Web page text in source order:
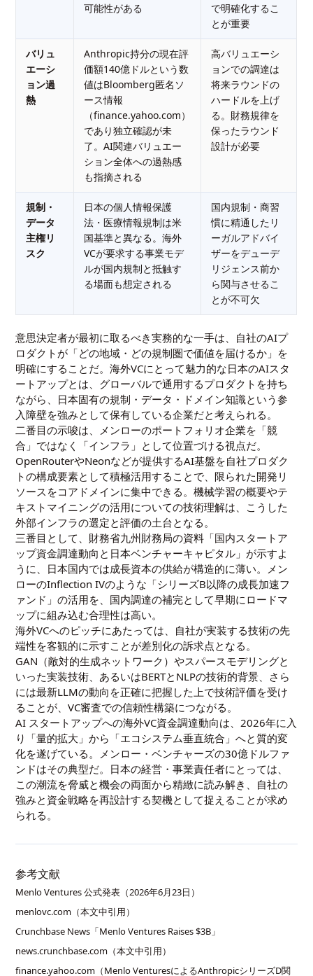
可能性がある
で明確化するこ
とが重要
バリュ
エーシ
ョン過
熱
Anthropic持分の現在評
価額140億ドルという数
値はBloomberg匿名ソ
ース情報
（finance.yahoo.com）
であり独立確認が未
了。AI関連バリュエー
ション全体への過熱感
も指摘される
高バリュエーシ
ョンでの調達は
将来ラウンドの
ハードルを上げ
る。財務規律を
保ったラウンド
設計が必要
規制・
データ
主権リ
スク
日本の個人情報保護
法・医療情報規制は米
国基準と異なる。海外
VCが要求する事業モデ
ルが国内規制と抵触す
る場面も想定される
国内規制・商習
慣に精通したリ
ーガルアドバイ
ザーをデューデ
リジェンス前か
ら関与させるこ
とが不可欠
意思決定者が最初に取るべき実務的な一手は、自社のAIプ
ロダクトが「どの地域・どの規制圏で価値を届けるか」を
明確にすることだ。海外VCにとって魅力的な日本のAIスタ
ートアップとは、グローバルで通用するプロダクトを持ち
ながら、日本固有の規制・データ・ドメイン知識という参
入障壁を強みとして保有している企業だと考えられる。
二番目の示唆は、メンローのポートフォリオ企業を「競
合」ではなく「インフラ」として位置づける視点だ。
OpenRouterやNeonなどが提供するAI基盤を自社プロダク
トの構成要素として積極活用することで、限られた開発リ
ソースをコアドメインに集中できる。機械学習の概要やテ
キストマイニングの活用についての技術理解は、こうした
外部インフラの選定と評価の土台となる。
三番目として、財務省九州財務局の資料「国内スタートア
ップ資金調達動向と日本ベンチャーキャピタル 」が示すよ
うに、日本国内では成長資本の供給が構造的に薄い。メン
ローのInflection IVのような「シリーズB以降の成長加速フ
ァンド」の活用を、国内調達の補完として早期にロードマ
ップに組み込む合理性は高い。
海外VCへのピッチにあたっては、自社が実装する技術の先
端性を客観的に示すことが差別化の訴求点となる。
GAN（敵対的生成ネットワーク）やスパースモデリングと
いった実装技術、あるいはBERTとNLPの技術的背景 、さら
には最新LLMの動向 を正確に把握した上で技術評価を受け
ることが、VC審査での信頼性構築につながる。
AI スタートアップへの海外VC資金調達動向は、2026年に入
り「量的拡大」から「エコシステム垂直統合」へと質的変
化を遂げている。メンロー・ベンチャーズの30億ドルファ
ンドはその典型だ。日本の経営・事業責任者にとっては、
この潮流を脅威と機会の両面から精緻に読み解き、自社の
強みと資金戦略を再設計する契機として捉えることが求め
られる。
参考文献
Menlo Ventures 公式発表（2026年6月23日）
menlovc.com（本文中引用）
Crunchbase News「Menlo Ventures Raises $3B」
news.crunchbase.com（本文中引用）
finance.yahoo.com（Menlo VenturesによるAnthropicシリーズD関